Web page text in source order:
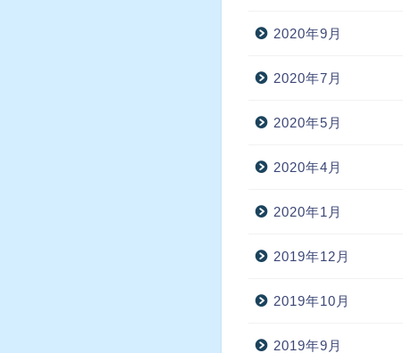
2020年9月
2020年7月
2020年5月
2020年4月
2020年1月
2019年12月
2019年10月
2019年9月